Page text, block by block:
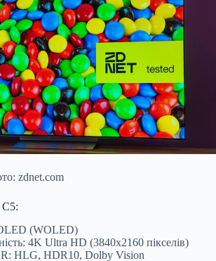
zdnet.com
(WOLED)
4K Ultra HD (3840х2160 пікселів)
HLG, HDR10, Dolby Vision